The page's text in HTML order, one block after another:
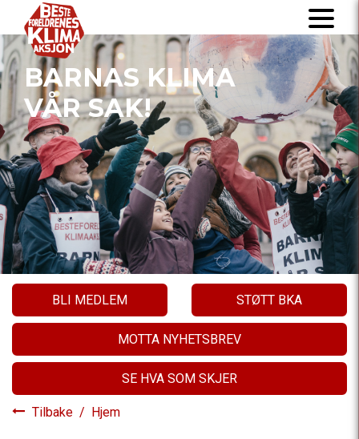
BARNAS KLIMA
VÅR SAK!
BLI MEDLEM STØTT BKA
MOTTA NYHETSBREV
SE HVA SOM SKJER
Tilbake / Hjem